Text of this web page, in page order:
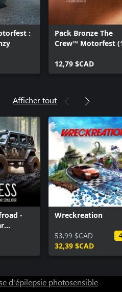
:
Pack Bronze The
Crew™ Motorfest
12,79 $CAD
Afficher tout
-
Wreckreation
53,99 $CAD
32,39 $CAD
-
d'épilepsie photosensible